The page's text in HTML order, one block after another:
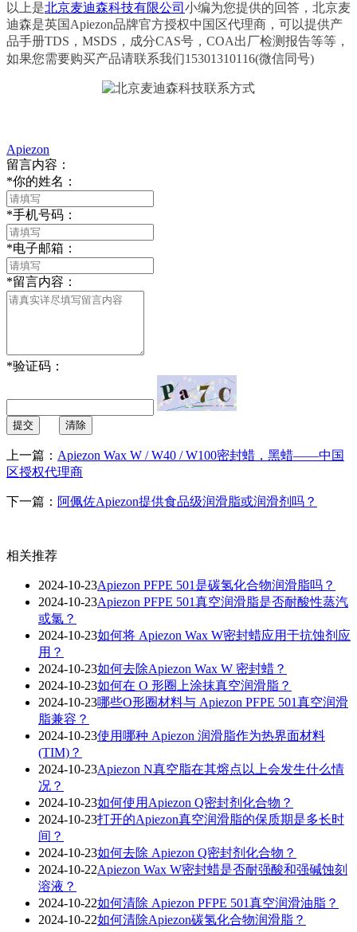
以上是北京麦迪森科技有限公司 小编为您提供的回答，北京麦
迪森是英国Apiezon品牌官方授权中国区代理商，可以提供产
品手册TDS，MSDS，成分CAS号，COA出厂检测报告等等，
如果您需要购买产品请联系我们15301310116(微信同号)
Apiezon
留言内容：
*你的姓名：
*手机号码：
*电子邮箱：
*留言内容：
*验证码：
提交 清除
上一篇： Apiezon Wax W / W40 / W100密封蜡，黑蜡——中国
区授权代理商
下一篇： 阿佩佐Apiezon提供食品级润滑脂或润滑剂吗？
相关推荐
2024-10-23Apiezon PFPE 501是碳氢化合物润滑脂吗？
2024-10-23Apiezon PFPE 501真空润滑脂是否耐酸性蒸汽
或氯？
2024-10-23如何将 Apiezon Wax W密封蜡应用于抗蚀剂应
用？
2024-10-23如何去除Apiezon Wax W 密封蜡？
2024-10-23如何在 O 形圈上涂抹真空润滑脂？
2024-10-23哪些O形圈材料与 Apiezon PFPE 501真空润滑
脂兼容？
2024-10-23使用哪种 Apiezon 润滑脂作为热界面材料
(TIM)？
2024-10-23Apiezon N真空脂在其熔点以上会发生什么情
况？
2024-10-23如何使用Apiezon Q密封剂化合物？
2024-10-23打开的Apiezon真空润滑脂的保质期是多长时
间？
2024-10-23如何去除 Apiezon Q密封剂化合物？
2024-10-22Apiezon Wax W密封蜡是否耐强酸和强碱蚀刻
溶液？
2024-10-22如何清除 Apiezon PFPE 501真空润滑油脂？
2024-10-22如何清除Apiezon碳氢化合物润滑脂？